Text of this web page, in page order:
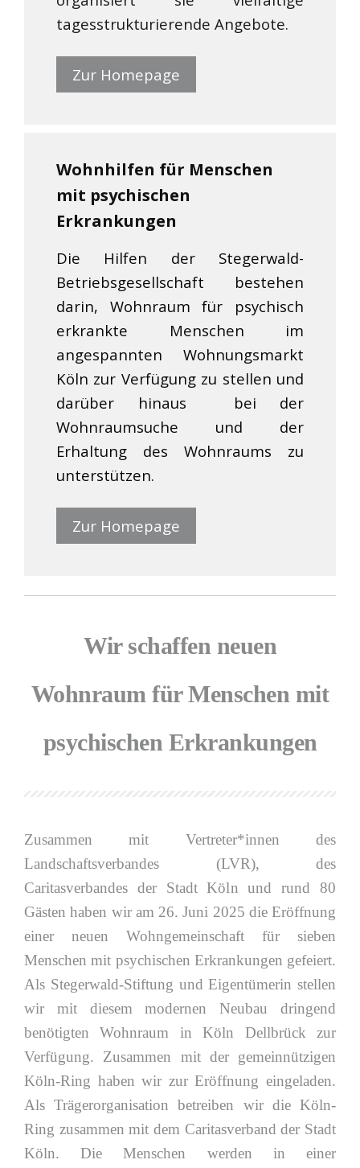
tagesstrukturierende Angebote.
Zur Homepage
Wohnhilfen für Menschen
mit psychischen
Erkrankungen
Die Hilfen der Stegerwald-
Betriebsgesellschaft bestehen
darin, Wohnraum für psychisch
erkrankte Menschen im
angespannten Wohnungsmarkt
Köln zur Verfügung zu stellen und
darüber hinaus bei der
Wohnraumsuche und der
Erhaltung des Wohnraums zu
unterstützen.
Zur Homepage
Wir schaffen neuen
Wohnraum für Menschen mit
psychischen Erkrankungen
Zusammen mit Vertreter*innen des
Landschaftsverbandes (LVR), des
Caritasverbandes der Stadt Köln und rund 80
Gästen haben wir am 26. Juni 2025 die Eröffnung
einer neuen Wohngemeinschaft für sieben
Menschen mit psychischen Erkrankungen gefeiert.
Als Stegerwald-Stiftung und Eigentümerin stellen
wir mit diesem modernen Neubau dringend
benötigten Wohnraum in Köln Dellbrück zur
Verfügung. Zusammen mit der gemeinnützigen
Köln-Ring haben wir zur Eröffnung eingeladen.
Als Trägerorganisation betreiben wir die Köln-
Ring zusammen mit dem Caritasverband der Stadt
Köln. Die Menschen werden in einer